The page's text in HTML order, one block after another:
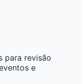
para revisão
e